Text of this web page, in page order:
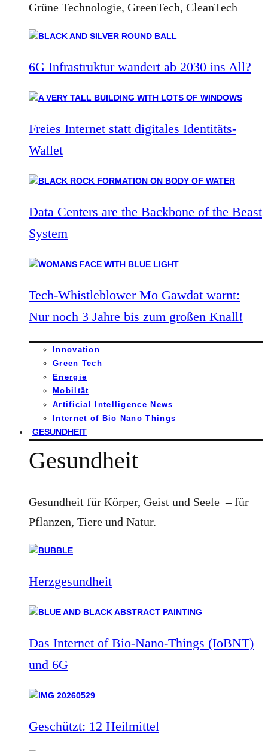
Grüne Technologie, GreenTech, CleanTech
6G Infrastruktur wandert ab 2030 ins All?
Freies Internet statt digitales Identitäts-
Wallet
Data Centers are the Backbone of the Beast
System
Tech-Whistleblower Mo Gawdat warnt:
Nur noch 3 Jahre bis zum großen Knall!
Innovation
Green Tech
Energie
Mobiltät
Artificial Intelligence News
Internet of Bio Nano Things
GESUNDHEIT
Gesundheit
Gesundheit für Körper, Geist und Seele – für
Pflanzen, Tiere und Natur.
Herzgesundheit
Das Internet of Bio-Nano-Things (IoBNT)
und 6G
Geschützt: 12 Heilmittel